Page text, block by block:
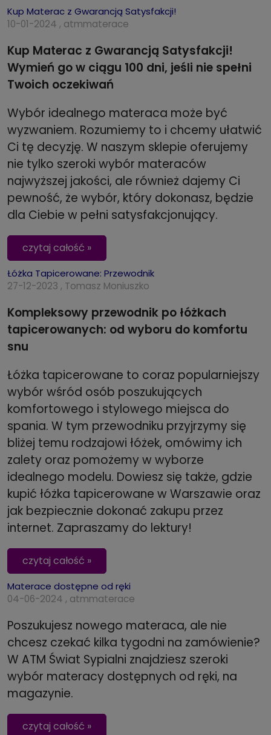
Kup Materac z Gwarancją Satysfakcji!
10-01-2024 , atmmaterace
Kup Materac z Gwarancją Satysfakcji!
Wymień go w ciągu 100 dni, jeśli nie spełni
Twoich oczekiwań
Wybór idealnego materaca może być
wyzwaniem. Rozumiemy to i chcemy ułatwić
Ci tę decyzję. W naszym sklepie oferujemy
nie tylko szeroki wybór materaców
najwyższej jakości, ale również dajemy Ci
pewność, że wybór, który dokonasz, będzie
dla Ciebie w pełni satysfakcjonujący.
czytaj całość »
Łóżka Tapicerowane: Przewodnik
27-12-2023 , Tomasz Moniuszko
Kompleksowy przewodnik po łóżkach
tapicerowanych: od wyboru do komfortu
snu
Łóżka tapicerowane to coraz popularniejszy
wybór wśród osób poszukujących
komfortowego i stylowego miejsca do
spania. W tym przewodniku przyjrzymy się
bliżej temu rodzajowi łóżek, omówimy ich
zalety oraz pomożemy w wyborze
idealnego modelu. Dowiesz się także, gdzie
kupić łóżka tapicerowane w Warszawie oraz
jak bezpiecznie dokonać zakupu przez
internet. Zapraszamy do lektury!
czytaj całość »
Materace dostępne od ręki
04-06-2024 , atmmaterace
Poszukujesz nowego materaca, ale nie
chcesz czekać kilka tygodni na zamówienie?
W ATM Świat Sypialni znajdziesz szeroki
wybór materacy dostępnych od ręki, na
magazynie.
czytaj całość »